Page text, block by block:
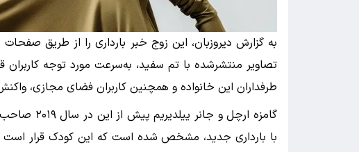
به گزارش دیروزبان، این زوج خبر بارداری را از طریق
تصاویر منتشرشده با تم سفید، به‌سرعت مورد توجه کاربران
طرفداران این خانواده و همچنین کاربران فضای مجازی،
گامزه ارچل
با بارداری جدید، مشخص شده است که این کودک قرار است